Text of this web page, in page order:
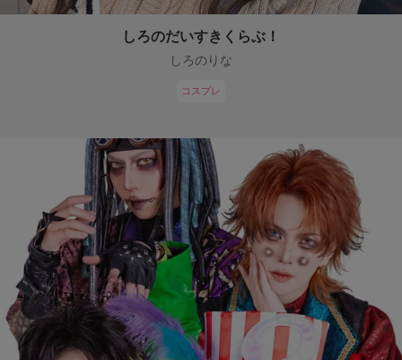
しろのだいすきくらぶ！
しろのりな
コスプレ